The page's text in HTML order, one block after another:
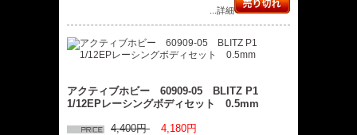
...詳細
アクティブホビー 60909-05 BLITZ P1
1/12EPレーシングボディセット 0.5mm
4,400円 4,180円